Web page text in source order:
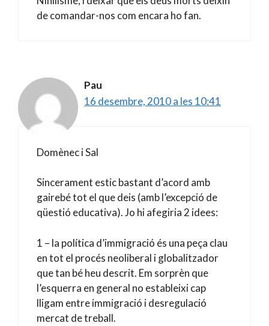
de comandar-nos com encara ho fan.
Pau
16 desembre, 2010 a les 10:41
Domènec i Sal
Sincerament estic bastant d’acord amb
gairebé tot el que deis (amb l’excepció de
qüestió educativa). Jo hi afegiria 2 idees:
1 – la política d’immigració és una peça clau
en tot el procés neoliberal i globalitzador
que tan bé heu descrit. Em sorprèn que
l’esquerra en general no estableixi cap
lligam entre immigració i desregulació
mercat de treball.